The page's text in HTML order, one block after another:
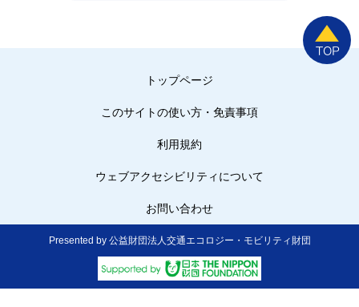
トップページ
このサイトの使い方・免責事項
利用規約
ウェブアクセシビリティについて
お問い合わせ
Presented by 公益財団法人交通エコロジー・モビリティ財団